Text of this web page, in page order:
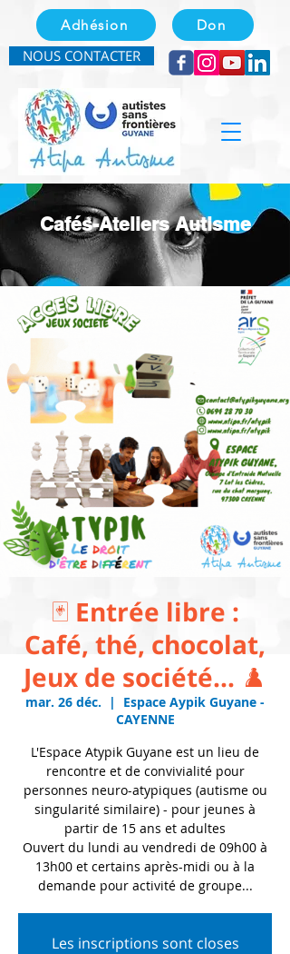
Adhésion Don
NOUS CONTACTER
Cafés-Ateliers Autisme
🃏 Entrée libre :
Café, thé, chocolat,
Jeux de société... ♟️
mar. 26 déc.
  |
Espace Aypik Guyane -
CAYENNE
L'Espace Atypik Guyane est un lieu de
rencontre et de convivialité pour
personnes neuro-atypiques (autisme ou
singularité similaire) - pour jeunes à
partir de 15 ans et adultes
Ouvert du lundi au vendredi de 09h00 à
13h00 et certains après-midi ou à la
demande pour activité de groupe...
Les inscriptions sont closes